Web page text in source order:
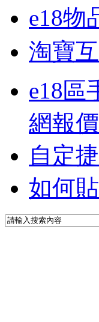
e18物
淘寶
e18區
網報
自定
如何